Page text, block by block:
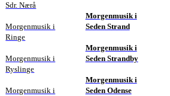
Sdr. Nærå
Morgenmusik i
Ringe
Morgenmusik i
Ryslinge
Morgenmusik i
Morgenmusik i
Seden Strand
Morgenmusik i
Seden Strandby
Morgenmusik i
Seden Odense